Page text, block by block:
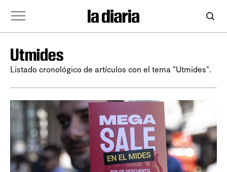
Utmides
Listado cronológico de artículos con el tema "Utmides".